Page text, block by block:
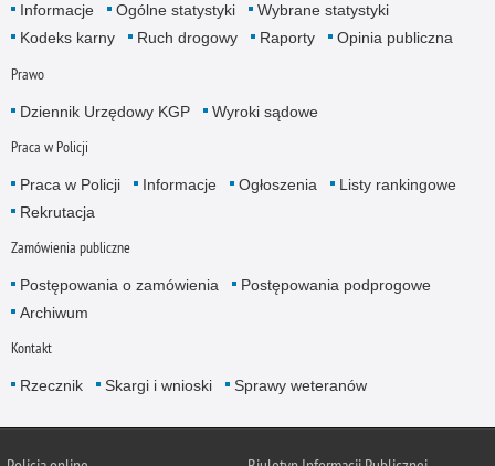
Informacje Ogólne statystyki
Wybrane statystyki
Kodeks karny
Ruch drogowy Raporty Opinia publiczna
Prawo
Dziennik Urzędowy KGP Wyroki sądowe
Praca w Policji
Praca w Policji Informacje Ogłoszenia
Listy rankingowe
Rekrutacja
Zamówienia publiczne
Postępowania o zamówienia
Postępowania podprogowe
Archiwum
Kontakt
Rzecznik Skargi i wnioski Sprawy weteranów